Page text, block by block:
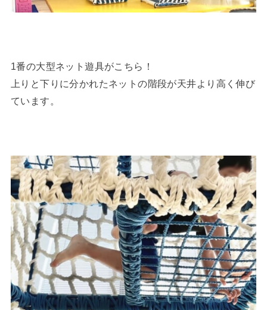
1番の大型ネット遊具がこちら！
上りと下りに分かれたネットの階段が天井より高く伸び
ています。